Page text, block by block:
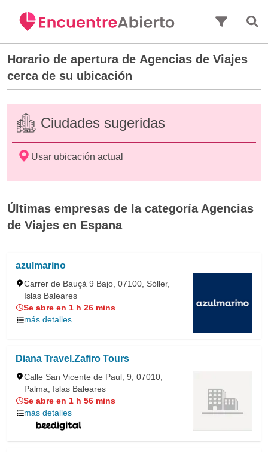
Horario de apertura de Agencias de Viajes
cerca de su ubicación
Ciudades sugeridas
Usar ubicación actual
Últimas empresas de la categoría Agencias
de Viajes en Espana
azulmarino
Carrer de Bauçà 9 Bajo, 07100, Sóller,
Islas Baleares
Se abre en 1 h 26 mins
más detalles
Diana Travel.Zafiro Tours
Calle San Vicente de Paul, 9, 07010,
Palma, Islas Baleares
Se abre en 1 h 56 mins
más detalles